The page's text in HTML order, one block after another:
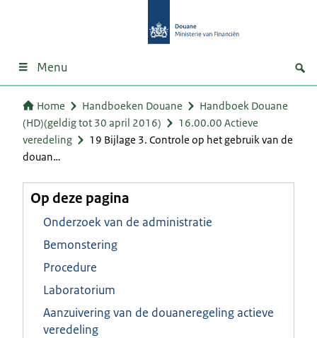
Menu
Home Handboeken Douane
Handboek Douane
(HD)(geldig tot 30 april 2016)
16.00.00 Actieve
veredeling
19 Bijlage 3. Controle op het gebruik van de
douan…
Op deze pagina
Onderzoek van de administratie
Bemonstering
Procedure
Laboratorium
Aanzuivering van de douaneregeling actieve
veredeling